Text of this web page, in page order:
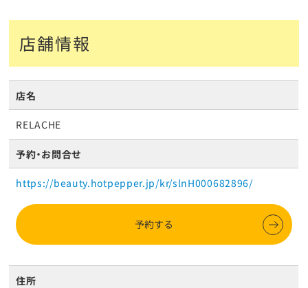
店舗情報
店名
RELACHE
予約・お問合せ
https://beauty.hotpepper.jp/kr/slnH000682896/
予約する
住所